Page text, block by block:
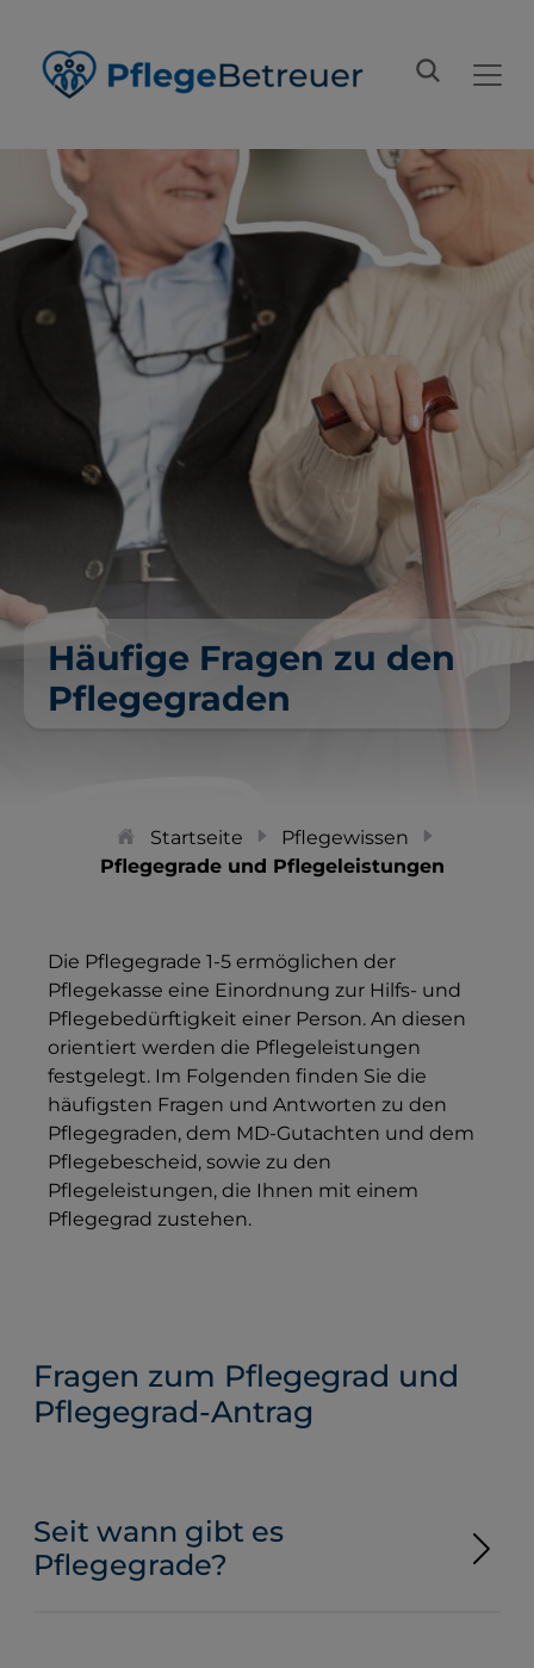
Häufige Fragen zu den
Pflegegraden
Startseite
Pflegewissen
Pflegegrade und Pflegeleistungen
Die Pflegegrade 1-5 ermöglichen der
Pflegekasse eine Einordnung zur Hilfs- und
Pflegebedürftigkeit einer Person. An diesen
orientiert werden die Pflegeleistungen
festgelegt. Im Folgenden finden Sie die
häufigsten Fragen und Antworten zu den
Pflegegraden, dem MD-Gutachten und dem
Pflegebescheid, sowie zu den
Pflegeleistungen, die Ihnen mit einem
Pflegegrad zustehen.
Fragen zum Pflegegrad und
Pflegegrad-Antrag
Seit wann gibt es
Pflegegrade?